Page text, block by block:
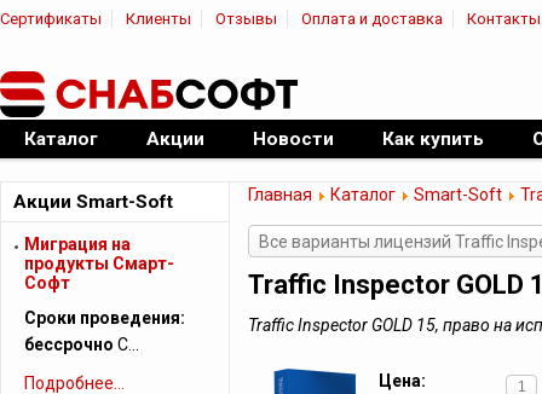
Сертификаты Клиенты Отзывы Оплата и доставка Контакты
Официальный дилер ПО
Каталог Акции Новости Как купить
Главная Каталог Smart-Soft
Все варианты лицензий Traffic
Traffic Inspector GOLD
Traffic Inspector GOLD 15, право на
Цена:
Акции Smart-Soft
Миграция на
продукты Смарт-
Софт
Сроки проведения:
бессрочно С…
Подробнее...